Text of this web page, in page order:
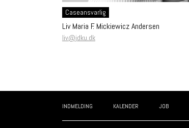
Caseansvarlig
Liv Maria F. Mickiewicz Andersen
liv@jdku.dk
INDMELDING KALENDER JOB